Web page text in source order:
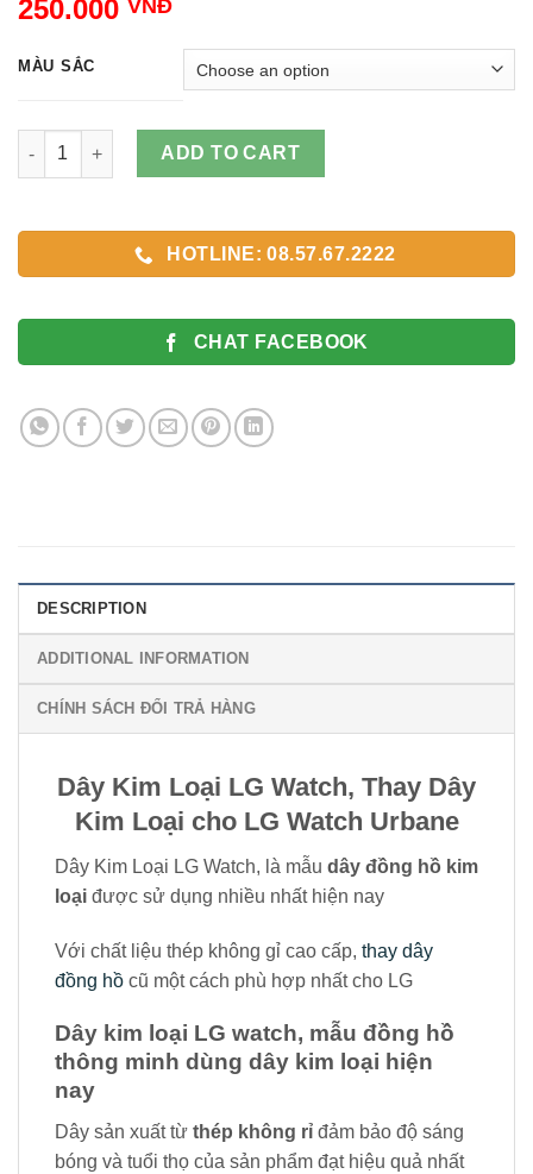
250.000 VNĐ
MÀU SẮC
Thay Dây đồng hồ Kim Loại cho LG Watch Urbane quantity
ADD TO CART
HOTLINE: 08.57.67.2222
CHAT FACEBOOK
DESCRIPTION
ADDITIONAL INFORMATION
CHÍNH SÁCH ĐỔI TRẢ HÀNG
Dây Kim Loại LG Watch, Thay Dây
Kim Loại cho LG Watch Urbane
Dây Kim Loại LG Watch, là mẫu dây đồng hồ kim
loại được sử dụng nhiều nhất hiện nay
Với chất liệu thép không gỉ cao cấp, thay dây
đồng hồ cũ một cách phù hợp nhất cho LG
Dây kim loại LG watch, mẫu đồng hồ
thông minh dùng dây kim loại hiện
nay
Dây sản xuất từ thép không rỉ đảm bảo độ sáng
bóng và tuổi thọ của sản phẩm đạt hiệu quả nhất